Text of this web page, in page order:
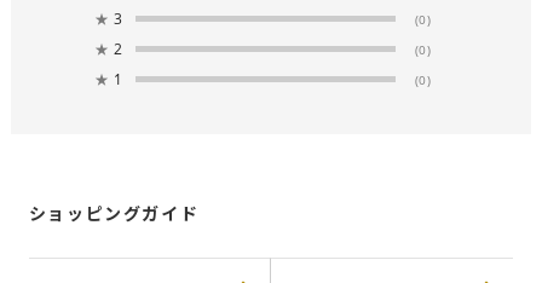
★ 3 (0)
★ 2 (0)
★ 1 (0)
ショッピングガイド